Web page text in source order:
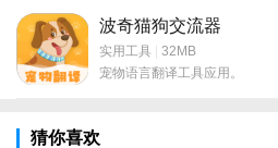
波奇猫狗交流器
实用工具 | 32MB
宠物语言翻译工具应用。
猜你喜欢